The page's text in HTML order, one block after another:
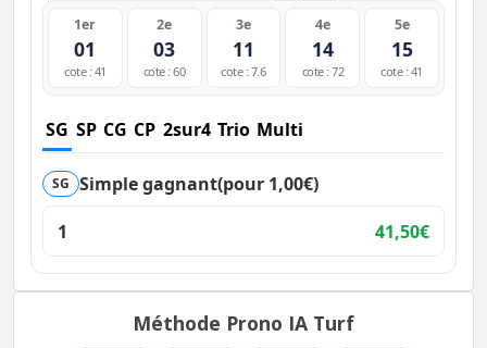
1er
01
cote : 41
2e
03
cote : 60
3e
11
cote : 7.6
4e
14
cote : 72
5e
15
cote : 41
SG SP CG CP 2sur4 Trio Multi
SG Simple gagnant(pour 1,00€)
1
41,50€
Méthode Prono IA Turf